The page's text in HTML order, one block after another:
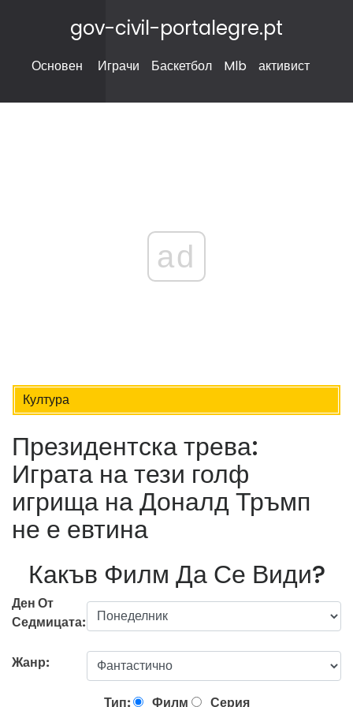
gov-civil-portalegre.pt
Основен Играчи Баскетбол Mlb активист
ad
Култура
Президентска трева:
Играта на тези голф
игрища на Доналд Тръмп
не е евтина
Какъв Филм Да Се Види?
Ден От
Седмицата:
Жанр:
Тип: Филм Серия